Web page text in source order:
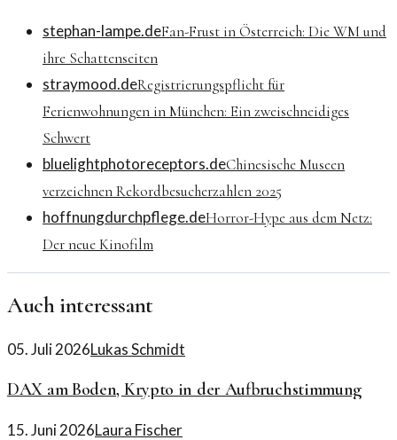
stephan-lampe.deFan-Frust in Österreich: Die WM und
ihre Schattenseiten
straymood.deRegistrierungspflicht für
Ferienwohnungen in München: Ein zweischneidiges
Schwert
bluelightphotoreceptors.deChinesische Museen
verzeichnen Rekordbesucherzahlen 2025
hoffnungdurchpflege.deHorror-Hype aus dem Netz:
Der neue Kinofilm
Auch interessant
05. Juli 2026Lukas Schmidt
DAX am Boden, Krypto in der Aufbruchstimmung
15. Juni 2026Laura Fischer